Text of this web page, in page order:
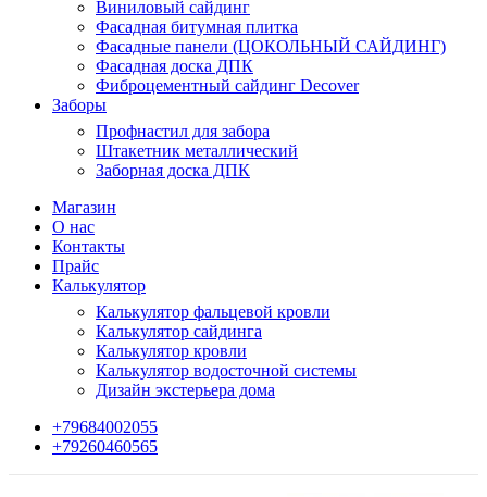
Виниловый сайдинг
Фасадная битумная плитка
Фасадные панели (ЦОКОЛЬНЫЙ САЙДИНГ)
Фасадная доска ДПК
Фиброцементный сайдинг Decover
Заборы
Профнастил для забора
Штакетник металлический
Заборная доска ДПК
Магазин
О нас
Контакты
Прайс
Калькулятор
Калькулятор фальцевой кровли
Калькулятор сайдинга
Калькулятор кровли
Калькулятор водосточной системы
Дизайн экстерьера дома
+79684002055
+79260460565